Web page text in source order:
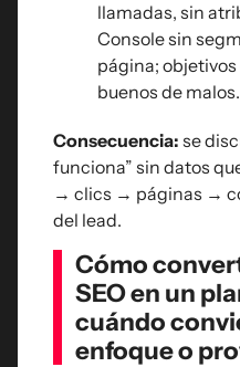
llamadas, sin
Console sin
página;
buenos de malos.
Consecuencia: se
funciona” sin datos
→ clics → páginas →
del lead.
Cómo
SEO en un
cuándo
enfoque o